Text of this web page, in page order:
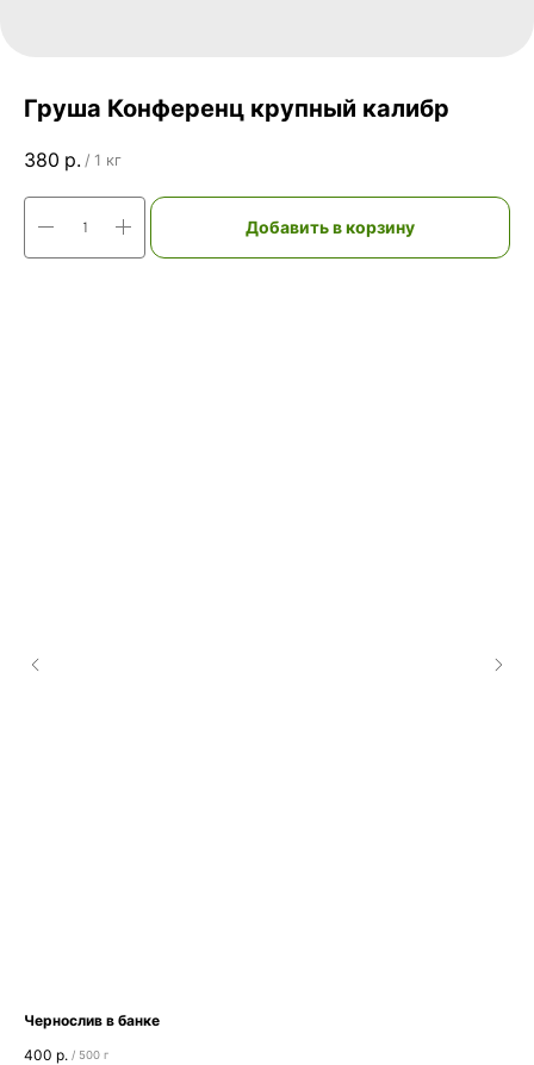
Груша Конференц крупный калибр
380 р. / 1 кг
Добавить в корзину
Чернослив в банке
400 р. / 500 г